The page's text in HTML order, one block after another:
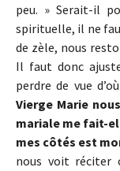
peu. » Serait-il
spirituelle, il ne
de zèle, nous
Il faut donc
perdre de vue
Vierge Marie
mariale me fait-
mes côtés est
nous voit réciter